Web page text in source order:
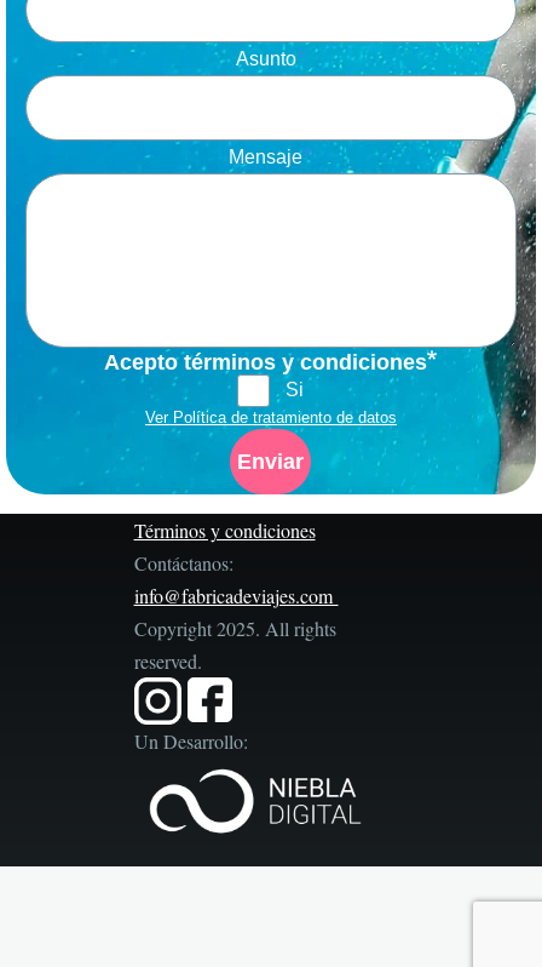
Asunto
Mensaje
Acepto términos y condiciones
Si
Ver Política de tratamiento de datos
Términos y condiciones
Contáctanos:
info@fabricadeviajes.com
Copyright 2025. All rights
reserved.
Un Desarrollo: